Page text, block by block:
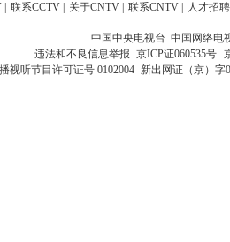
联系CCTV 关于CNTV 联系CNTV 人才招聘
中国中央电视台 中国网络电
违法和不良信息举报 京ICP证060535号
视听节目许可证号 0102004 新出网证（京）